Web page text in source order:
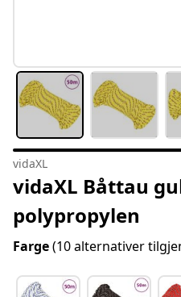
vidaXL
vidaXL Båttau
polypropylen
Farge(10 alternativer